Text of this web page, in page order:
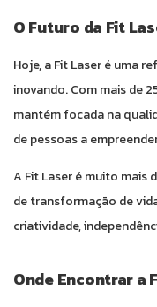
O Futuro da Fit
Hoje, a Fit Laser é uma
inovando. Com mais de
mantém focada na
de pessoas a
A Fit Laser é muito mais
de transformação de
criatividade,
Onde Encontrar a